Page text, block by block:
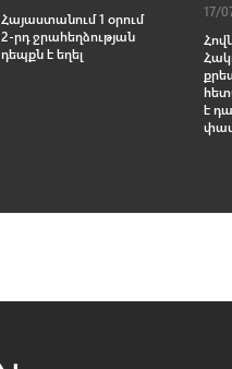
Հայաստանում 1 օրում
2-րդ ջրահեղձության
դեպքն է եղել
17/
է